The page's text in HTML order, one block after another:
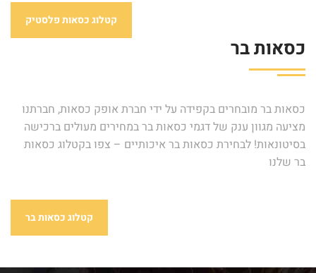
קטלוג כסאות פלסטיק
כסאות בר
כסאות בר מובחרים בקפידה על ידי חברת אופק כסאות, חברתנו
מציעה מגוון ענק של דגמי כסאות בר במחירים מעולים ברכישה
בסיטונאות! לבחירת כסאות בר איכותיים – צפו בקטלוג כסאות
בר שלנו
קטלוג כסאות בר